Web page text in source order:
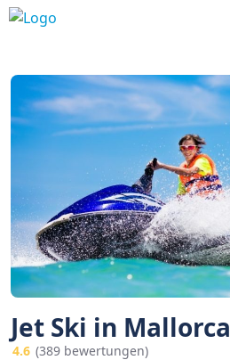
Jet Ski in Mallorca
4.6 (389 bewertungen)